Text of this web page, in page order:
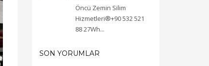
Öncü Zemin Silim
Hizmetleri®+90 532 521
88 27Wh...
SON YORUMLAR